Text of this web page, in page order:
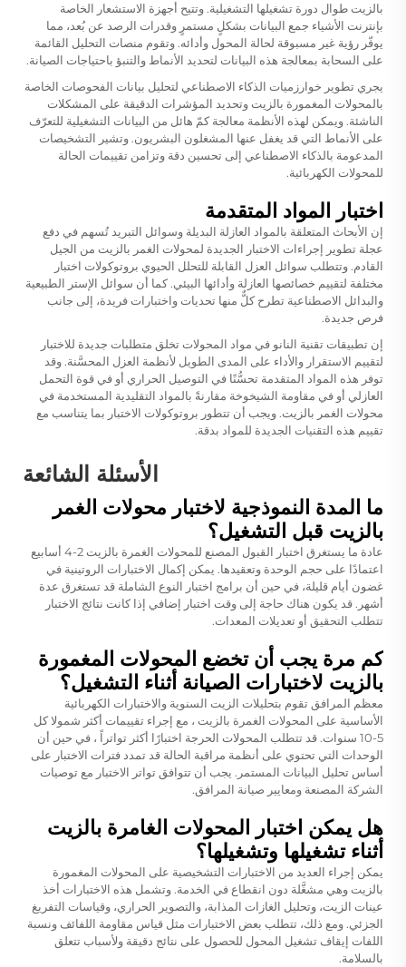
بالزيت طوال دورة تشغيلها التشغيلية. وتتيح أجهزة الاستشعار الخاصة
بإنترنت الأشياء جمع البيانات بشكلٍ مستمرٍ وقدرات الرصد عن بُعد، مما
يوفّر رؤية غير مسبوقة لحالة المحول وأدائه. وتقوم منصات التحليل القائمة
على السحابة بمعالجة هذه البيانات لتحديد الأنماط والتنبؤ باحتياجات الصيانة.
يجري تطوير خوارزميات الذكاء الاصطناعي لتحليل بيانات الفحوصات الخاصة
بالمحولات المغمورة بالزيت وتحديد المؤشرات الدقيقة على المشكلات
الناشئة. ويمكن لهذه الأنظمة معالجة كمّ هائل من البيانات التشغيلية للتعرّف
على الأنماط التي قد يغفل عنها المشغلون البشريون. وتشير التشخيصات
المدعومة بالذكاء الاصطناعي إلى تحسين دقة وتزامن تقييمات الحالة
للمحولات الكهربائية.
اختبار المواد المتقدمة
إن الأبحاث المتعلقة بالمواد العازلة البديلة وسوائل التبريد تُسهم في دفع
عجلة تطوير إجراءات الاختبار الجديدة لمحولات الغمر بالزيت من الجيل
القادم. وتتطلب سوائل العزل القابلة للتحلل الحيوي بروتوكولات اختبار
مختلفة لتقييم خصائصها العازلة وأدائها البيئي. كما أن سوائل الإستر الطبيعية
والبدائل الاصطناعية تطرح كلٌّ منها تحديات واختبارات فريدة، إلى جانب
فرص جديدة.
إن تطبيقات تقنية النانو في مواد المحولات تخلق متطلبات جديدة للاختبار
لتقييم الاستقرار والأداء على المدى الطويل لأنظمة العزل المحسَّنة. وقد
توفر هذه المواد المتقدمة تحسُّنًا في التوصيل الحراري أو في قوة التحمل
العازلي أو في مقاومة الشيخوخة مقارنةً بالمواد التقليدية المستخدمة في
محولات الغمر بالزيت. ويجب أن تتطور بروتوكولات الاختبار بما يتناسب مع
تقييم هذه التقنيات الجديدة للمواد بدقة.
الأسئلة الشائعة
ما المدة النموذجية لاختبار محولات الغمر
بالزيت قبل التشغيل؟
عادة ما يستغرق اختبار القبول المصنع للمحولات الغمرة بالزيت 2-4 أسابيع
اعتمادًا على حجم الوحدة وتعقيدها. يمكن إكمال الاختبارات الروتينية في
غضون أيام قليلة، في حين أن برامج اختبار النوع الشاملة قد تستغرق عدة
أشهر. قد يكون هناك حاجة إلى وقت اختبار إضافي إذا كانت نتائج الاختبار
تتطلب التحقيق أو تعديلات المعدات.
كم مرة يجب أن تخضع المحولات المغمورة
بالزيت لاختبارات الصيانة أثناء التشغيل؟
معظم المرافق تقوم بتحليلات الزيت السنوية والاختبارات الكهربائية
الأساسية على المحولات الغمرة بالزيت ، مع إجراء تقييمات أكثر شمولا كل
5-10 سنوات. قد تتطلب المحولات الحرجة اختبارًا أكثر تواتراً ، في حين أن
الوحدات التي تحتوي على أنظمة مراقبة الحالة قد تمدد فترات الاختبار على
أساس تحليل البيانات المستمر. يجب أن تتوافق تواتر الاختبار مع توصيات
الشركة المصنعة ومعايير صيانة المرافق.
هل يمكن اختبار المحولات الغامرة بالزيت
أثناء تشغيلها وتشغيلها؟
يمكن إجراء العديد من الاختبارات التشخيصية على المحولات المغمورة
بالزيت وهي مشغَّلة دون انقطاع في الخدمة. وتشمل هذه الاختبارات أخذ
عينات الزيت، وتحليل الغازات المذابة، والتصوير الحراري، وقياسات التفريغ
الجزئي. ومع ذلك، تتطلب بعض الاختبارات مثل قياس مقاومة اللفائف ونسبة
اللفات إيقاف تشغيل المحول للحصول على نتائج دقيقة ولأسباب تتعلق
بالسلامة.